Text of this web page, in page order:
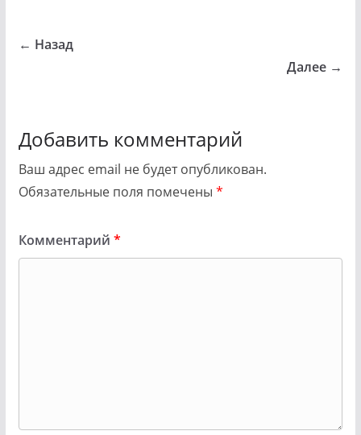
← Назад
Далее →
Добавить комментарий
Ваш адрес email не будет опубликован.
Обязательные поля помечены *
Комментарий *